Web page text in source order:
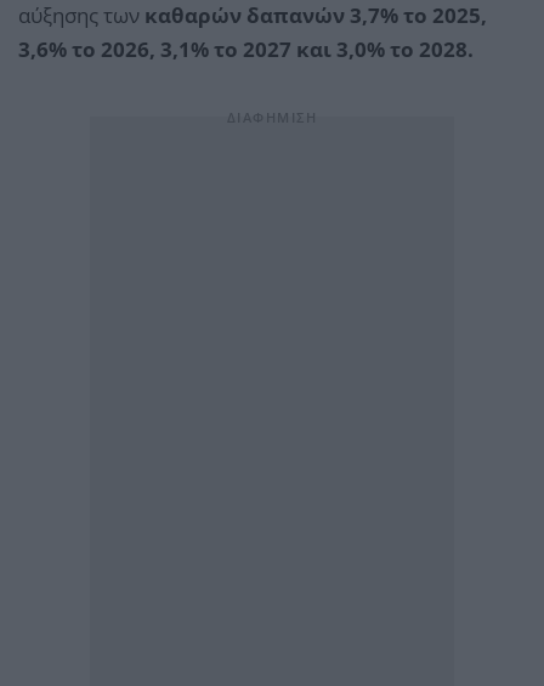
αύξησης των καθαρών δαπανών 3,7% το 2025,
3,6% το 2026, 3,1% το 2027 και 3,0% το 2028.